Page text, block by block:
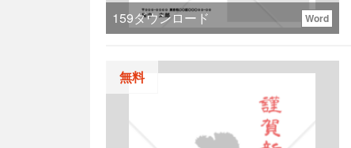
159ダウンロード Word
無料